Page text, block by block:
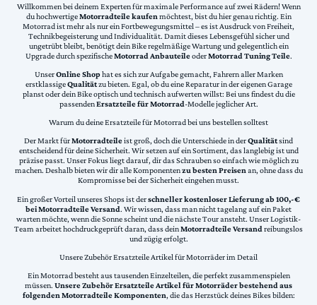
Willkommen bei deinem Experten für maximale Performance auf zwei Rädern! Wenn
du hochwertigeMotorradteile kaufen möchtest, bist du hier genau richtig. Ein
Motorrad ist mehr als nur ein Fortbewegungsmittel – es ist Ausdruck von Freiheit,
Technikbegeisterung und Individualität. Damit dieses Lebensgefühl sicher und
ungetrübt bleibt, benötigt dein Bike regelmäßige Wartung und gelegentlich ein
Upgrade durch spezifischeMotorrad AnbauteileoderMotorrad Tuning Teile.
UnserOnline Shophat es sich zur Aufgabe gemacht, Fahrern aller Marken
erstklassigeQualitätzu bieten. Egal, ob du eine Reparatur in der eigenen Garage
planst oder dein Bike optisch und technisch aufwerten willst: Bei uns findest du die
passendenErsatzteile für Motorrad-Modelle jeglicher Art.
Warum du deine Ersatzteile für Motorrad bei uns bestellen solltest
Der Markt fürMotorradteileist groß, doch die Unterschiede in derQualitätsind
entscheidend für deine Sicherheit. Wir setzen auf ein Sortiment, das langlebig ist und
präzise passt. Unser Fokus liegt darauf, dir das Schrauben so einfach wie möglich zu
machen. Deshalb bieten wir dir alle Komponentenzu besten Preisenan, ohne dass du
Kompromisse bei der Sicherheit eingehen musst.
Ein großer Vorteil unseres Shops ist derschneller kostenloser Lieferung ab 100,-€
bei Motorradteile Versand. Wir wissen, dass man nicht tagelang auf ein Paket
warten möchte, wenn die Sonne scheint und die nächste Tour ansteht. Unser Logistik-
Team arbeitet hochdruckgeprüft daran, dass deinMotorradteile Versand reibungslos
und zügig erfolgt.
Unsere Zubehör Ersatzteile Artikel für Motorräder im Detail
Ein Motorrad besteht aus tausenden Einzelteilen, die perfekt zusammenspielen
müssen. Unsere Zubehör Ersatzteile Artikel für Motorräder bestehend aus
folgenden Motorradteile Komponenten, die das Herzstück deines Bikes bilden: